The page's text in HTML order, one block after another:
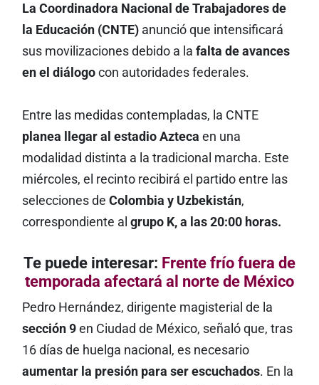
La Coordinadora Nacional de Trabajadores de
la Educación (CNTE)anunció que intensificará
sus movilizaciones debido a la falta de avances
en el diálogocon autoridades federales.
Entre las medidas contempladas, la CNTE
planea llegar al estadio Azteca en una
modalidad distinta a la tradicional marcha. Este
miércoles, el recinto recibirá el partido entre las
selecciones de Colombia y Uzbekistán,
correspondiente al grupo K, a las 20:00 horas.
Te puede interesar: Frente frío fuera de
temporada afectará al norte de México
Pedro Hernández, dirigente magisterial de la
sección 9en Ciudad de México, señaló que, tras
16 días de huelga nacional, es necesario
aumentar la presión para ser escuchados. En la